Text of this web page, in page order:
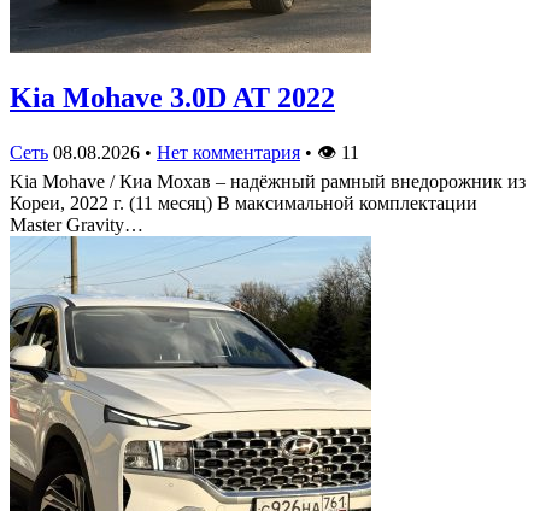
Kia Mohave 3.0D AT 2022
Сеть 08.08.2026 • Нет комментария • 👁 11
Kia Mohave / Киа Мохав – надёжный рамный внедорожник из
Кореи, 2022 г. (11 месяц) В максимальной комплектации
Master Gravity…